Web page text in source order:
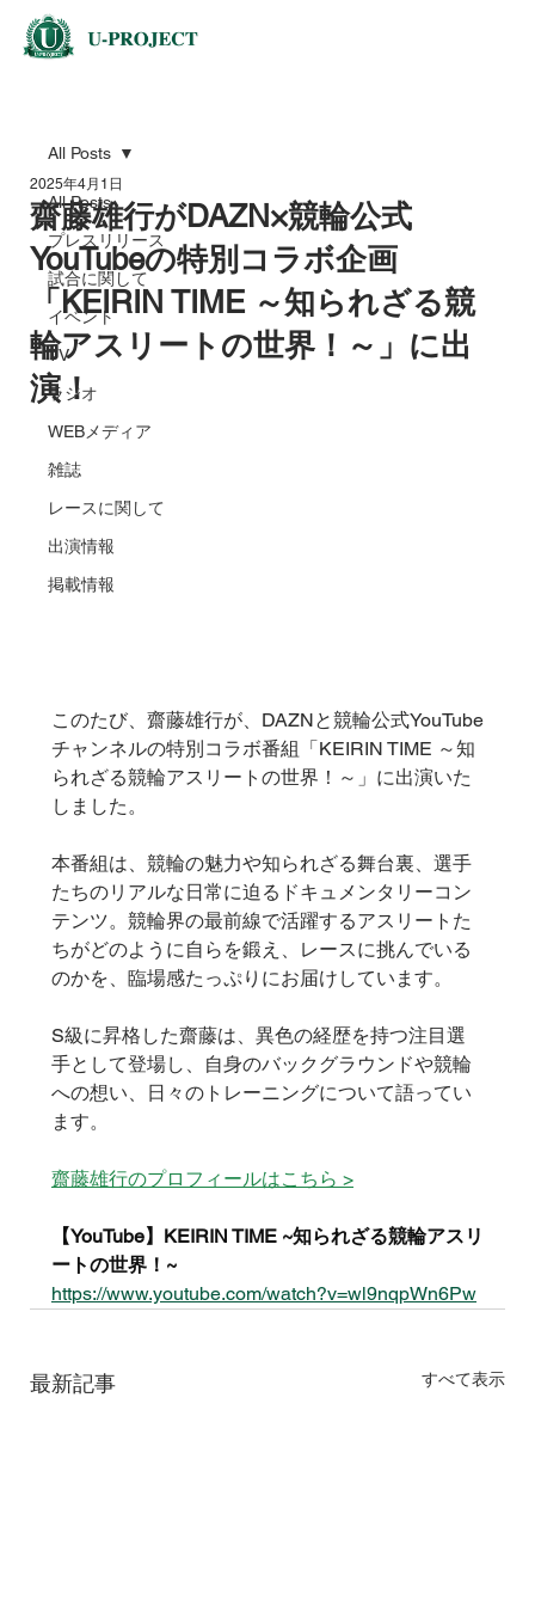
All Posts
プレスリリース
試合に関して
イベント
TV
ラジオ
WEBメディア
雑誌
レースに関して
出演情報
掲載情報
All Posts
齋藤雄行がDAZN×競輪公式
YouTubeの特別コラボ企画
「KEIRIN TIME ～知られざる競
輪アスリートの世界！～」に出
演！
2025年4月1日
このたび、齋藤雄行が、DAZNと競輪公式YouTube
チャンネルの特別コラボ番組「KEIRIN TIME ～知
られざる競輪アスリートの世界！～」に出演いた
しました。
本番組は、競輪の魅力や知られざる舞台裏、選手
たちのリアルな日常に迫るドキュメンタリーコン
テンツ。競輪界の最前線で活躍するアスリートた
ちがどのように自らを鍛え、レースに挑んでいる
のかを、臨場感たっぷりにお届けしています。
S級に昇格した齋藤は、異色の経歴を持つ注目選
手として登場し、自身のバックグラウンドや競輪
への想い、日々のトレーニングについて語ってい
ます。
齋藤雄行のプロフィールはこちら >
【YouTube】KEIRIN TIME ~知られざる競輪アスリ
ートの世界！~
https://www.youtube.com/watch?v=wl9nqpWn6Pw
最新記事 すべて表示